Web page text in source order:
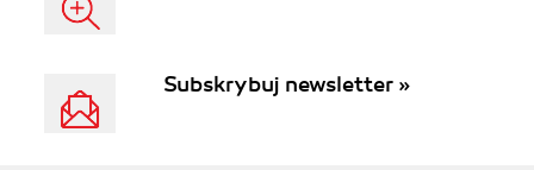
Subskrybuj newsletter »